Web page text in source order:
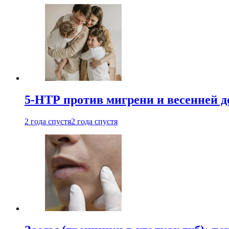
5-НТР против мигрени и весенней
2 года спустя2 года спустя